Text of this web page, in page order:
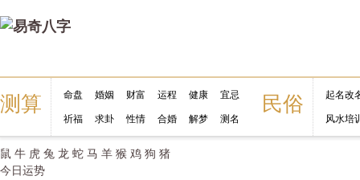
测算 命盘 婚姻 财富 运程 健康 宜忌
祈福 求卦 性情 合婚 解梦 测名
民俗 起名改
风水培
鼠 牛 虎 兔 龙 蛇 马 羊 猴 鸡 狗 猪
今日运势